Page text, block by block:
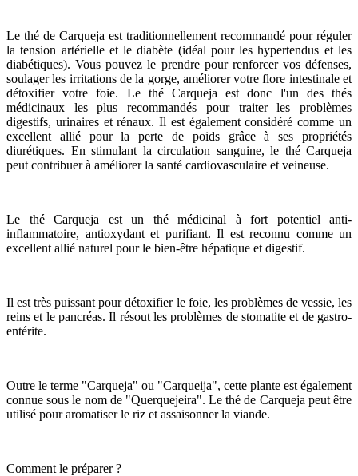
Le thé de Carqueja est traditionnellement recommandé pour réguler
la tension artérielle et le diabète (idéal pour les hypertendus et les
diabétiques). Vous pouvez le prendre pour renforcer vos défenses,
soulager les irritations de la gorge, améliorer votre flore intestinale et
détoxifier votre foie. Le thé Carqueja est donc l'un des thés
médicinaux les plus recommandés pour traiter les problèmes
digestifs, urinaires et rénaux. Il est également considéré comme un
excellent allié pour la perte de poids grâce à ses propriétés
diurétiques. En stimulant la circulation sanguine, le thé Carqueja
peut contribuer à améliorer la santé cardiovasculaire et veineuse.
Le thé Carqueja est un thé médicinal à fort potentiel anti-
inflammatoire, antioxydant et purifiant. Il est reconnu comme un
excellent allié naturel pour le bien-être hépatique et digestif.
Il est très puissant pour détoxifier le foie, les problèmes de vessie, les
reins et le pancréas. Il résout les problèmes de stomatite et de gastro-
entérite.
Outre le terme "Carqueja" ou "Carqueija", cette plante est également
connue sous le nom de "Querquejeira". Le thé de Carqueja peut être
utilisé pour aromatiser le riz et assaisonner la viande.
Comment le préparer ?